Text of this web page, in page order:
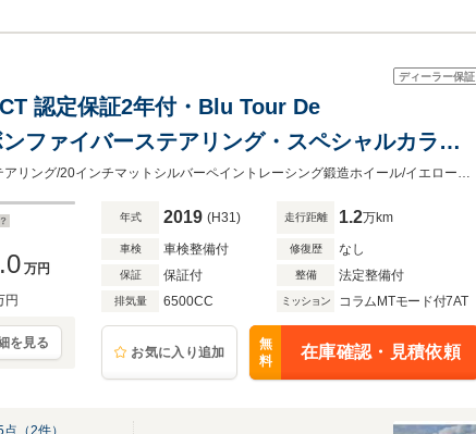
ディーラー保証
認定保証2年付・Blu Tour De
ファイバーステアリング・スペシャルカラー
ウムレブカウンター・遮熱ウィンドスクリー
カーボンファイバードライバゾーン+LEDステアリング/20インチマットシルバーペイントレーシング鍛造ホイール/イエローブレーキキャリパー
.0 万円
円
を見る
年式 2019 (H31) 走行距離 1.2万km
車検 車検整備付 修復歴 なし
保証 保証付 整備 法定整備付
排気量 6500CC ミッション コラムMTモード付7AT
お気に入り追加
無
料
在庫確認・見積依頼
点（2件）